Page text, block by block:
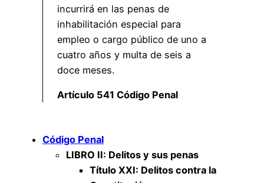
incurrirá en las penas de
inhabilitación especial para
empleo o cargo público de uno a
cuatro años y multa de seis a
doce meses.
Artículo 541 Código Penal
Código Penal
LIBRO II: Delitos y sus penas
Título XXI: Delitos contra la